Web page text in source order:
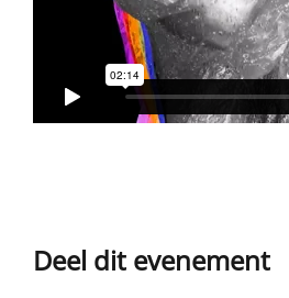
Deel dit evenement